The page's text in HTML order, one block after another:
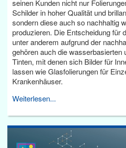
seinen Kunden nicht nur
Schilder in hoher Qualität und
sondern diese auch so nachhaltig
produzieren. Die Entscheidung für
unter anderem aufgrund der
gehören auch die wasserbasierten
Tinten, mit denen sich Bilder für
lassen wie Glasfolierungen für
Krankenhäuser.
Weiterlesen...